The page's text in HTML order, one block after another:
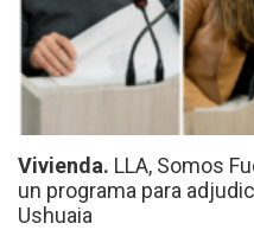
Vivienda. LLA, Somos
un programa para
Ushuaia